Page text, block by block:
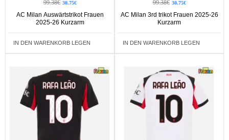
99.38€ 30.75€
AC Milan Auswärtstrikot Frauen
2025-26 Kurzarm
IN DEN WARENKORB LEGEN
99.38€ 30.75€
AC Milan 3rd trikot Frauen 2025-26
Kurzarm
IN DEN WARENKORB LEGEN